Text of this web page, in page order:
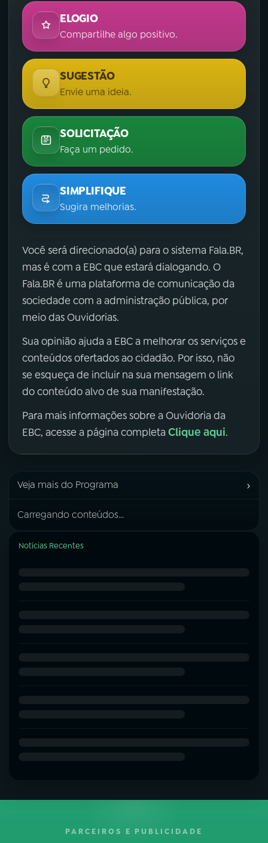
ELOGIO
Compartilhe algo positivo.
SUGESTÃO
Envie uma ideia.
SOLICITAÇÃO
Faça um pedido.
SIMPLIFIQUE
Sugira melhorias.
Você será direcionado(a) para o sistema Fala.BR,
mas é com a EBC que estará dialogando. O
Fala.BR é uma plataforma de comunicação da
sociedade com a administração pública, por
meio das Ouvidorias.
Sua opinião ajuda a EBC a melhorar os serviços e
conteúdos ofertados ao cidadão. Por isso, não
se esqueça de incluir na sua mensagem o link
do conteúdo alvo de sua manifestação.
Para mais informações sobre a Ouvidoria da
EBC, acesse a página completa Clique aqui.
Veja mais do Programa ›
Carregando conteúdos...
Notícias Recentes
PARCEIROS E PUBLICIDADE